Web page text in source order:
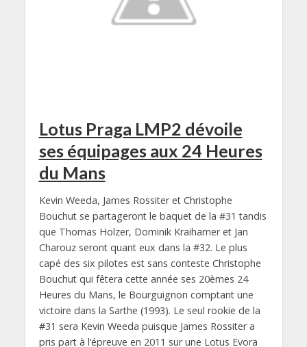
Lotus Praga LMP2 dévoile
ses équipages aux 24 Heures
du Mans
Kevin Weeda, James Rossiter et Christophe
Bouchut se partageront le baquet de la #31 tandis
que Thomas Holzer, Dominik Kraihamer et Jan
Charouz seront quant eux dans la #32. Le plus
capé des six pilotes est sans conteste Christophe
Bouchut qui fêtera cette année ses 20èmes 24
Heures du Mans, le Bourguignon comptant une
victoire dans la Sarthe (1993). Le seul rookie de la
#31 sera Kevin Weeda puisque James Rossiter a
pris part à l’épreuve en 2011 sur une Lotus Evora